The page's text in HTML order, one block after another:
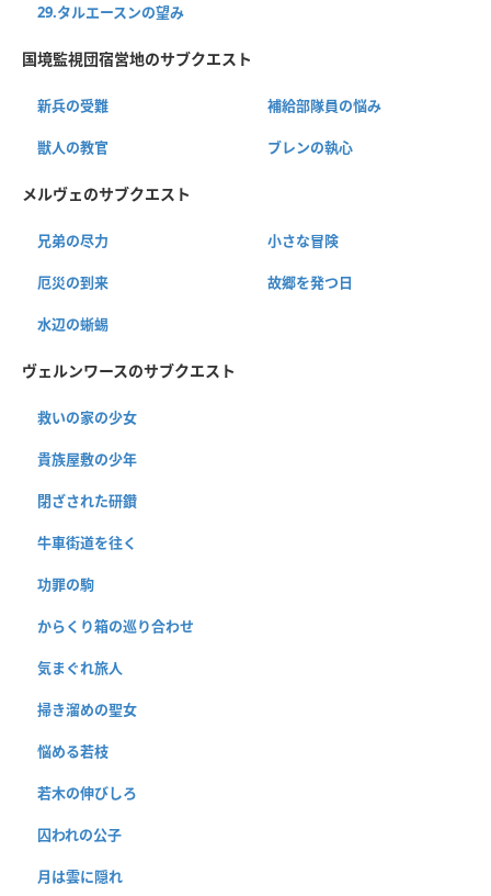
29.タルエースンの望み
国境監視団宿営地のサブクエスト
新兵の受難 補給部隊員の悩み
獣人の教官 ブレンの執心
メルヴェのサブクエスト
兄弟の尽力 小さな冒険
厄災の到来 故郷を発つ日
水辺の蜥蜴
ヴェルンワースのサブクエスト
救いの家の少女
貴族屋敷の少年
閉ざされた研鑽
牛車街道を往く
功罪の駒
からくり箱の巡り合わせ
気まぐれ旅人
掃き溜めの聖女
悩める若枝
若木の伸びしろ
囚われの公子
月は雲に隠れ